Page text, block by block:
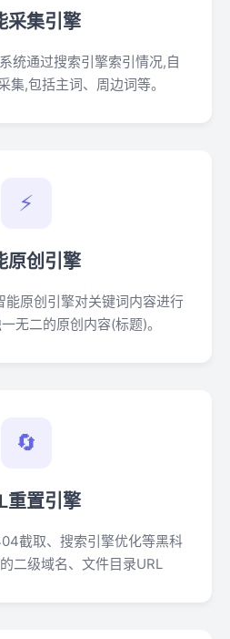
采集引擎
统通过搜索引擎索引情况,自
集,包括主词、周边词等。
⚡
原创引擎
能原创引擎对关键词内容进行
无二的原创内容(标题)。
🔄
重置引擎
截取、搜索引擎优化等黑科
二级域名、文件目录URL